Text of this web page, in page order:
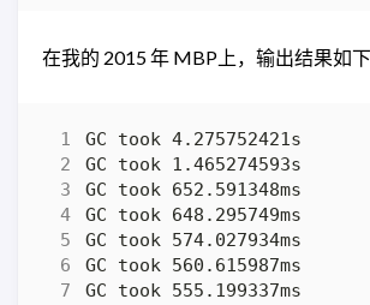
在我的 2015 年 MBP上，输出结果如下